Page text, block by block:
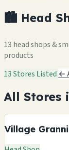
🏙️ Head
13 head shops &
products
13 Stores Listed ←
All Stores
Village